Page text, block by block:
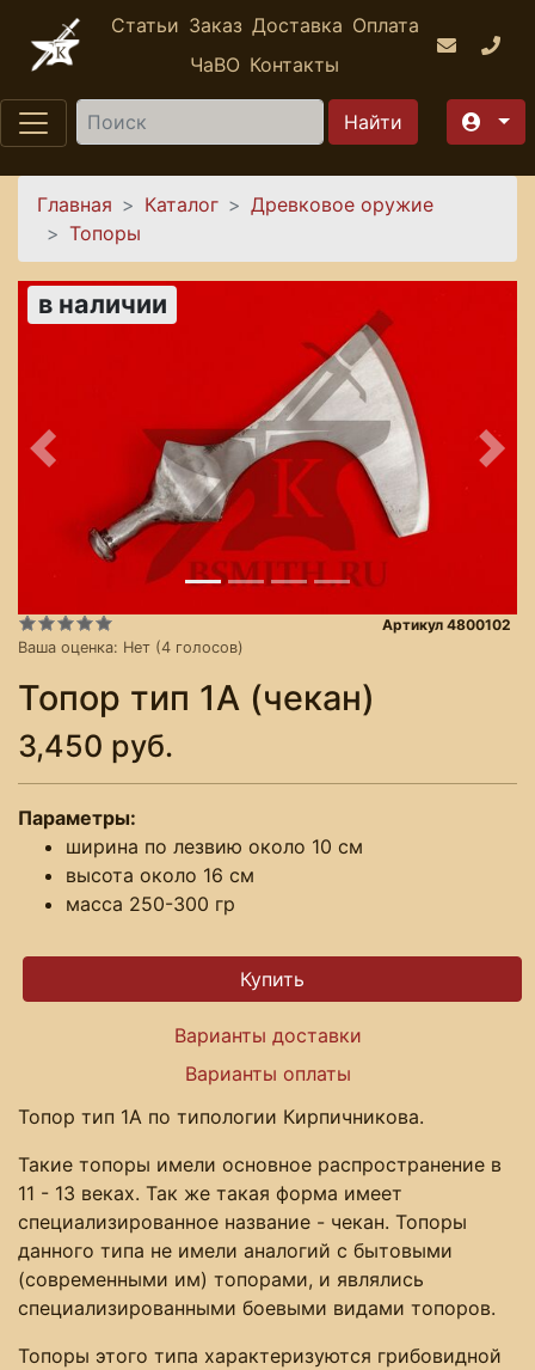
Перейти к основному содержанию
Статьи Заказ Доставка Оплата
ЧаВО Контакты
Найти
Вы здесь
Главная Каталог
Древковое оружие
Топоры
в наличии
Предыдущее
Ваша оценка: Нет (4 голосов)
Артикул 4800102
Топор тип 1А (чекан)
3,450 руб.
Параметры:
ширина по лезвию около 10 см
высота около 16 см
масса 250-300 гр
Варианты доставки
Варианты оплаты
Топор тип 1А по типологии Кирпичникова.
Такие топоры имели основное распространение в
11 - 13 веках. Так же такая форма имеет
специализированное название - чекан. Топоры
данного типа не имели аналогий с бытовыми
(современными им) топорами, и являлись
специализированными боевыми видами топоров.
Топоры этого типа характеризуются грибовидной